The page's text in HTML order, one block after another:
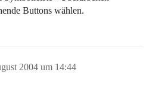
Buttons wählen.
2004 um 14:44